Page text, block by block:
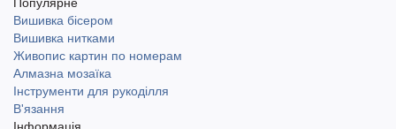
Вишивка бісером
Вишивка нитками
Живопис картин по номерам
Алмазна мозаїка
Інструменти для рукоділля
В'язання